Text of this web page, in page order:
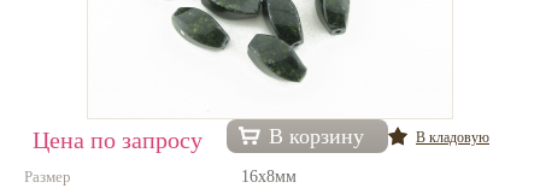
Бисер TOHO
Нетемнеющая фурнитура
Всё для вышивки
Проволока
Цена по запросу В корзину В кладовую
Размер
16x8мм